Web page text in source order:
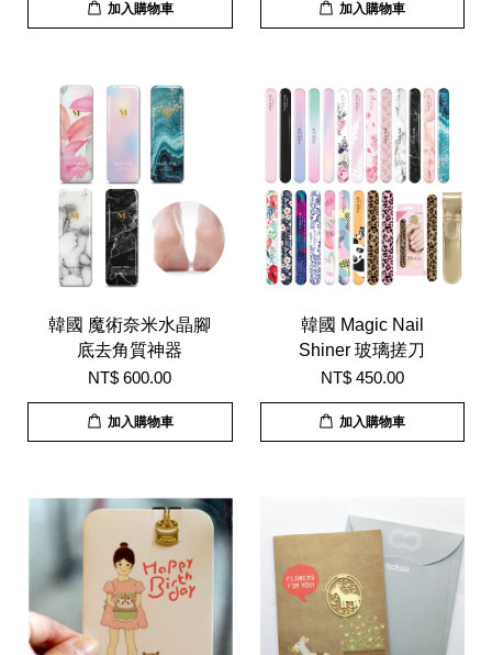
加入購物車 加入購物車
韓國 魔術奈米水晶腳
底去角質神器
NT$ 600.00
加入購物車
韓國 Magic Nail
Shiner 玻璃搓刀
NT$ 450.00
加入購物車